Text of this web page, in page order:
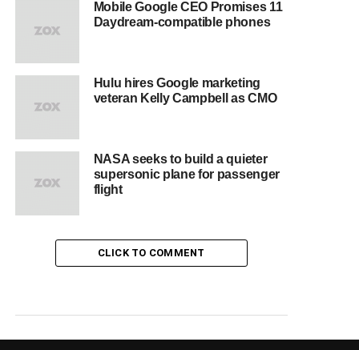
Mobile Google CEO Promises 11
Daydream-compatible phones
Hulu hires Google marketing
veteran Kelly Campbell as CMO
NASA seeks to build a quieter
supersonic plane for passenger
flight
CLICK TO COMMENT